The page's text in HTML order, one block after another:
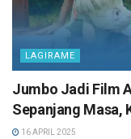
LAGIRAME
Jumbo Jadi Film
Sepanjang Masa,
16 APRIL 2025